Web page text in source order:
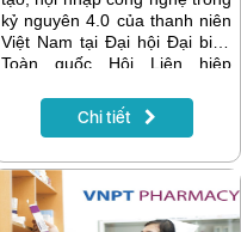
kỷ nguyên 4.0 của thanh niên
Việt Nam tại Đại hội Đại biểu
Toàn quốc Hội Liên hiệp
VIII, nhiệm kỳ 2019 – 2024
vừa khai mạc sáng ngày
đã hỗ trợ cung cấp dịch vụ tín
hiệu truyền hình và sim dữ
liệu Data 4G cho toàn bộ
Chi tiết